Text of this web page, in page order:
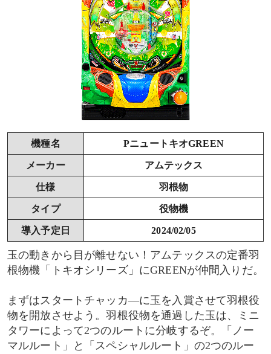
機種名 PニュートキオGREEN
メーカー アムテックス
仕様 羽根物
タイプ 役物機
導入予定日 2024/02/05
玉の動きから目が離せない！アムテックスの定番羽
根物機「トキオシリーズ」にGREENが仲間入りだ。
まずはスタートチャッカ―に玉を入賞させて羽根役
物を開放させよう。羽根役物を通過した玉は、ミニ
タワーによって2つのルートに分岐するぞ。「ノー
マルルート」と「スペシャルルート」の2つのルー